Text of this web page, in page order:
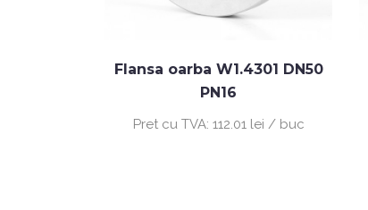
Flansa oarba W1.4301 DN50
PN16
Pret cu TVA: 112.01 lei / buc